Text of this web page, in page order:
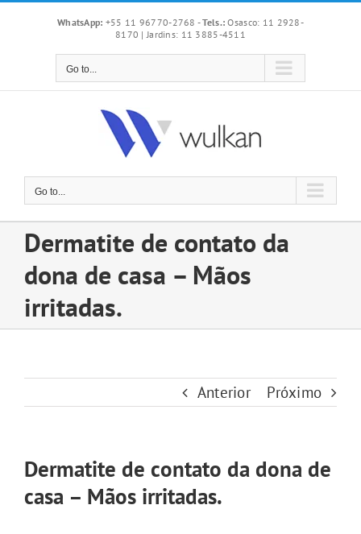
WhatsApp: +55 11 96770-2768 -Tels.: Osasco: 11 2928-
8170 | Jardins: 11 3885-4511
Go to...
Go to...
Dermatite de contato da
dona de casa – Mãos
irritadas.
Anterior Próximo
Dermatite de contato da dona de
casa – Mãos irritadas.